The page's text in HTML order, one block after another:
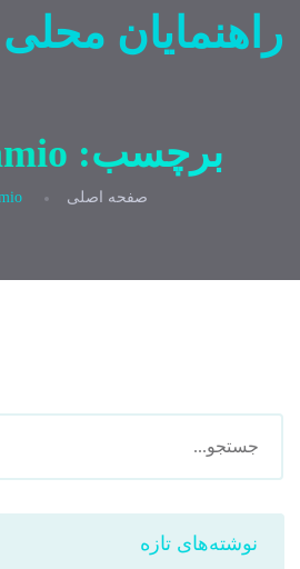
راهنمایان محلی
برچسب:
صفحه اصلی
نوشته‌های تازه